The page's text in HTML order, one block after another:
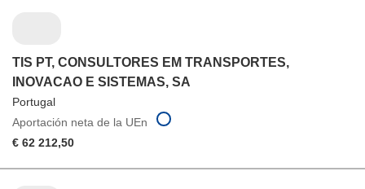
TIS PT, CONSULTORES EM TRANSPORTES,
INOVACAO E SISTEMAS, SA
Portugal
Aportación neta de la UEn
€ 62 212,50